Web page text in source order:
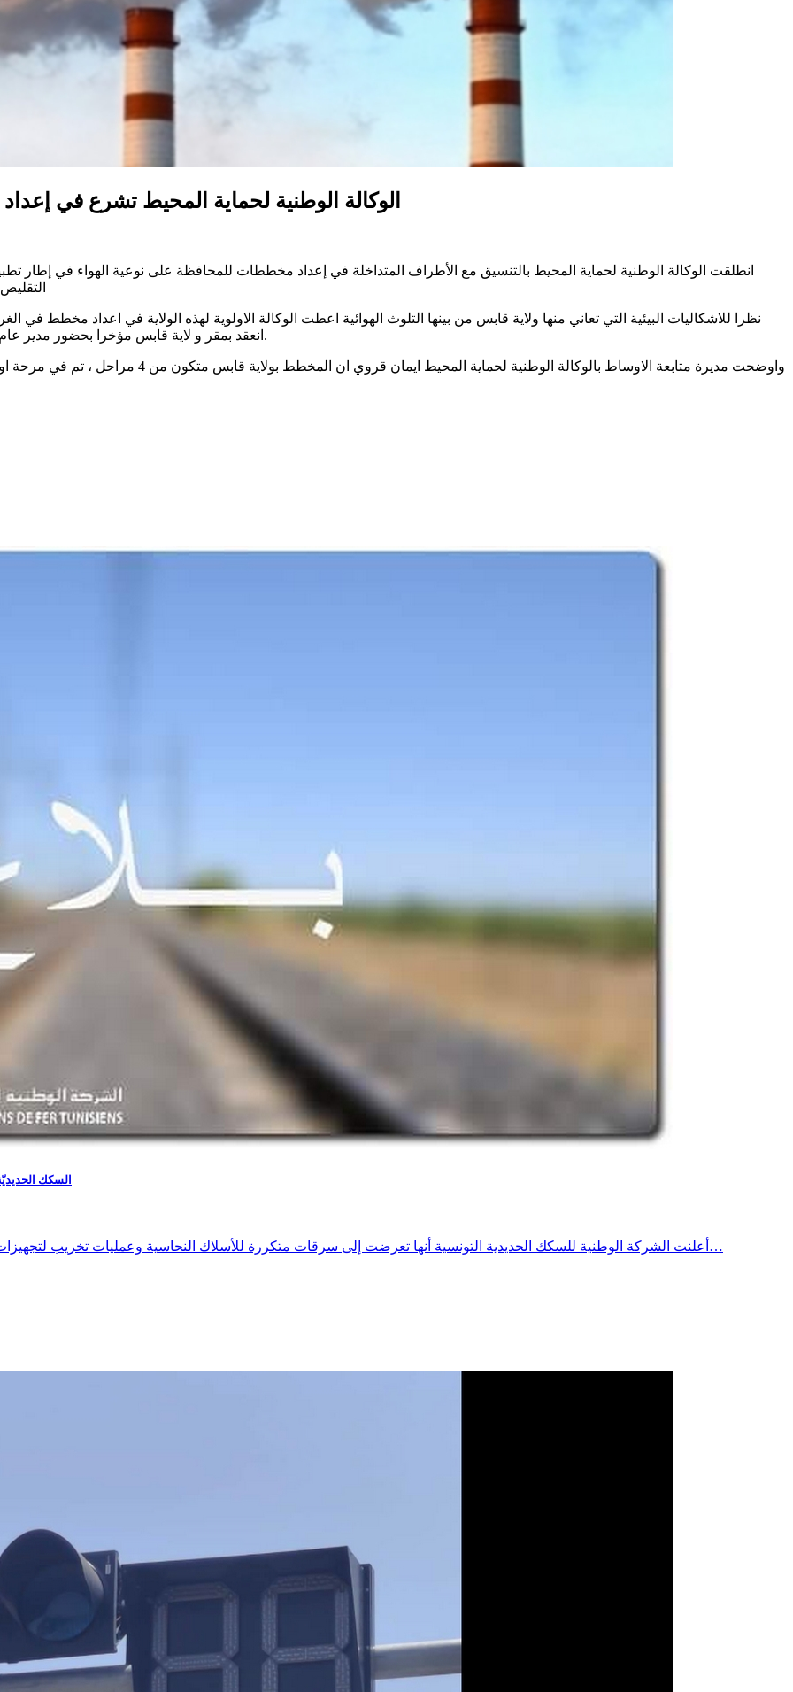
الوكالة الوطنية لحماية المحيط تشرع في
انطلقت الوكالة الوطنية لحماية المحيط بالتنسيق مع الأطراف المتداخلة في إعداد مخططات للمحافظة على نوعية الهواء في إطار
نظرا للاشكاليات البيئية التي تعاني منها ولاية قابس من بينها التلوث الهوائية اعطت الوكالة الاولوية لهذه الولاية في اعداد
انعقد بمقر و لاية قابس مؤخرا بحضور مدير عام الوكالة و تم التاكيد على ضرورة العمل التشاركي لنتفيذ هذا المخطط.
واوضحت مديرة متابعة الاوساط بالوكالة الوطنية
السكك
أعلنت الشركة الوطنية للسكك الحديدية التونسية أنها تعرضت إلى سرقات متكررة للأسلاك النحاسية وعمليات تخريب لتجهيزات حواجز التقاطعات والاعتداء عليها بتواريخ 12 و14 و18 ماي و05 جوان…